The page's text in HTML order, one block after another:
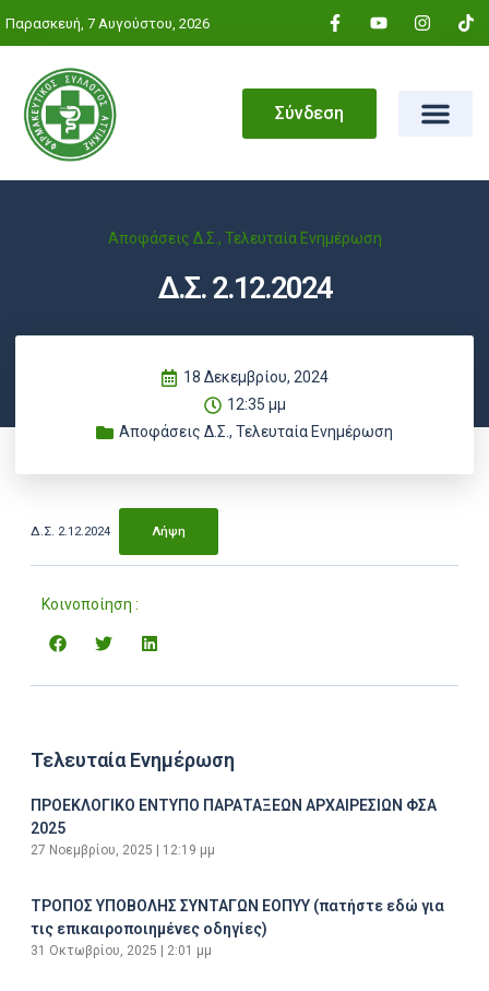
Παρασκευή, 7 Αυγούστου, 2026
Σύνδεση
Αποφάσεις Δ.Σ. , Τελευταία Ενημέρωση
Δ.Σ. 2.12.2024
18 Δεκεμβρίου, 2024
12:35 μμ
Αποφάσεις Δ.Σ. , Τελευταία Ενημέρωση
Δ.Σ. 2.12.2024 Λήψη
Κοινοποίηση :
Τελευταία Ενημέρωση
ΠΡΟΕΚΛΟΓΙΚΟ ΕΝΤΥΠΟ ΠΑΡΑΤΑΞΕΩΝ ΑΡΧΑΙΡΕΣΙΩΝ ΦΣΑ
2025
27 Νοεμβρίου, 2025 12:19 μμ
ΤΡΟΠΟΣ ΥΠΟΒΟΛΗΣ ΣΥΝΤΑΓΩΝ ΕΟΠΥΥ (πατήστε εδώ για
τις επικαιροποιημένες οδηγίες)
31 Οκτωβρίου, 2025 2:01 μμ